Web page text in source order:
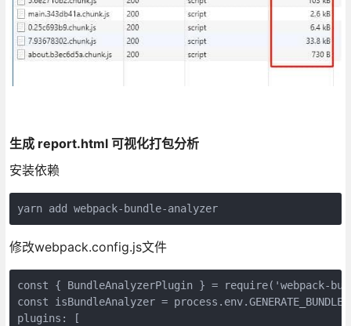
生成 report.html 可视化打包分析
安装依赖
yarn add webpack-bundle-analyzer
修改webpack.config.js文件
const { BundleAnalyzerPlugin } = require('webpack-
const isBundleAnalyzer =
plugins: [